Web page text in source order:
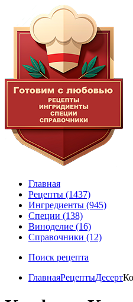
Главная
Рецепты (1437)
Ингредиенты (945)
Специи (138)
Виноделие (16)
Справочники (12)
Поиск рецепта
ГлавнаяРецептыДесерт